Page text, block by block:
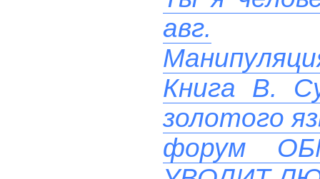
авг.
Книга В.
золотого
форум